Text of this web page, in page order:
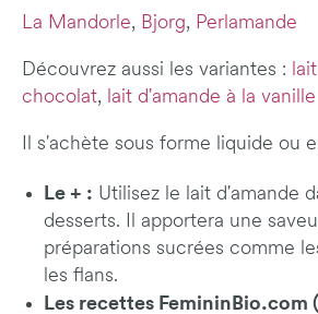
La Mandorle, Bjorg, Perlamande
Découvrez aussi les variantes :
chocolat, lait d'amande à la vanille
Il s'achète sous forme liquide ou
Le + : Utilisez le lait d'amande
desserts. Il apportera une
préparations sucrées comme
les flans.
Les recettes FemininBio.com